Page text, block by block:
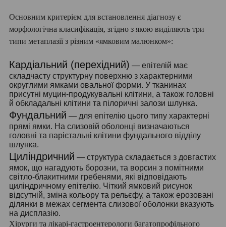
Основним критерієм для встановлення діагнозу є
морфологічна класифікація, згідно з якою виділяють три
типи метаплазії з різним «ямковим малюнком»:
Кардіальний (перехідний) — епітелій має
складчасту структурну поверхню з характерними
округлими ямками овальної форми. У тканинах
присутні муцин-продукувальні клітини, а також головні
й обкладальні клітини та пілоричні залози шлунка.
Фундальний — для епітелію цього типу характерні
прямі ямки. На слизовій оболонці визначаються
головні та парієтальні клітини фундального відділу
шлунка.
Циліндричний — структура складається з довгастих
ямок, що нагадують борозни, та ворсин з помітними
світло-блакитними гребенями, які відповідають
циліндричному епітелію. Чіткий ямковий рисунок
відсутній, зміна кольору та рельєфу, а також ерозовані
ділянки в межах сегмента слизової оболонки вказують
на дисплазію.
Хірурги та лікарі-гастроентерологи багатопрофільного